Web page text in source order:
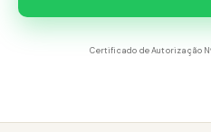
Certificado de Autorização